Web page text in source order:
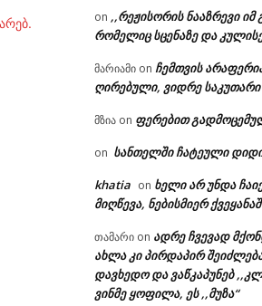
on ,,რეჟისორის ნააზრევი იმ
რომელიც სცენაზე და
მარიამი on ჩემთვის
ღირებული, ვიდრე საკუთარი
მზია on ფერებით
on სანთელში ჩატეული
khatia on ხელი არ უნდა
მიღწევა, ნებისმიერ
თამარი on ადრე ჩვევად
ახლა კი პირდაპირ
დავხედო და ვაწკაპუნებ
ვინმე ყოფილა, ეს ,,მუზა“